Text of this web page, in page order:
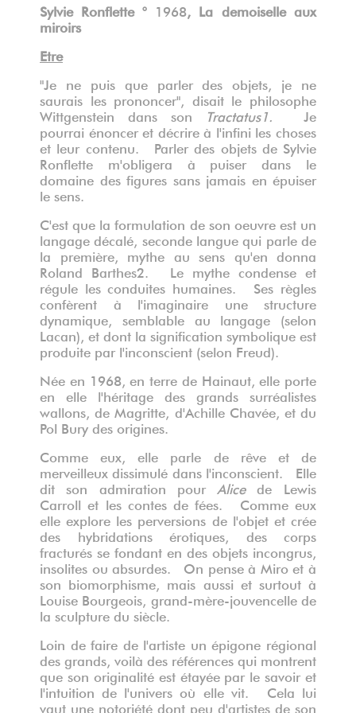
Sylvie Ronflette ° 1968 , La demoiselle aux
miroirs
Etre
"Je ne puis que parler des objets, je ne
saurais les prononcer", disait le philosophe
Wittgenstein dans son Tractatus1 Je
pourrai énoncer et décrire à l'infini les choses
et leur contenu. Parler des objets de Sylvie
Ronflette m'obligera à puiser dans le
domaine des figures sans jamais en épuiser
le sens.
C'est que la formulation de son oeuvre est un
langage décalé, seconde langue qui parle de
la première, mythe au sens qu'en donna
Roland Barthes2 . Le mythe condense et
régule les conduites humaines. Ses règles
confèrent à l'imaginaire une structure
dynamique, semblable au langage (selon
Lacan), et dont la signification symbolique est
produite par l'inconscient (selon Freud).
Née en 1968, en terre de Hainaut, elle porte
en elle l'héritage des grands surréalistes
wallons, de Magritte, d'Achille Chavée, et du
Pol Bury des origines.
Comme eux, elle parle de rêve et de
merveilleux dissimulé dans l'inconscient. Elle
dit son admiration pour Alice de Lewis
Carroll et les contes de fées. Comme eux
elle explore les perversions de l'objet et crée
des hybridations érotiques, des corps
fracturés se fondant en des objets incongrus,
insolites ou absurdes. On pense à Miro et à
son biomorphisme, mais aussi et surtout à
Louise Bourgeois, grand-mère-jouvencelle de
la sculpture du siècle.
Loin de faire de l'artiste un épigone régional
des grands, voilà des références qui montrent
que son originalité est étayée par le savoir et
l'intuition de l'univers où elle vit. Cela lui
vaut une notoriété dont peu d'artistes de son